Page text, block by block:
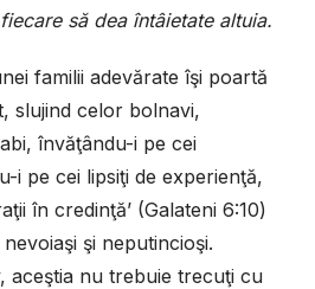
să dea întâietate altuia.
familii adevărate îşi poartă
slujind celor bolnavi,
învăţându-i pe cei
i pe cei lipsiţi de experienţă,
în credinţă’ (Galateni 6:10)
şi neputincioşi.
aceştia nu trebuie trecuţi cu